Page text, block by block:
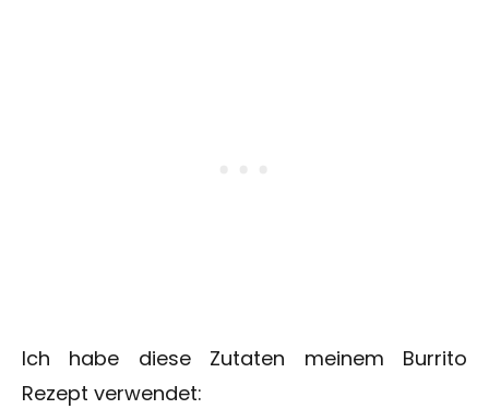
Ich habe diese Zutaten meinem Burrito
Rezept verwendet: